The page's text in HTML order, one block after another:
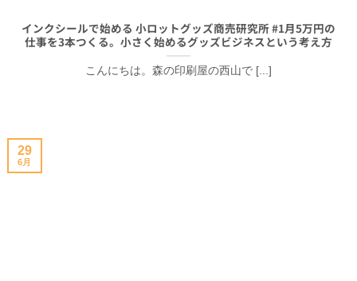
インクシールで始める 小ロットグッズ商売研究所 #1月5万円の
仕事を3本つくる。小さく始めるグッズビジネスという考え方
こんにちは。森の印刷屋の西山で [...]
29
6月